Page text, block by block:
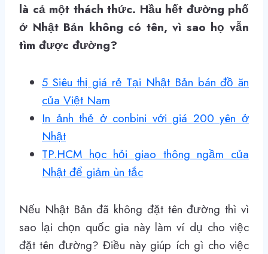
là cả một thách thức. Hầu hết đường phố
ở Nhật Bản không có tên, vì sao họ vẫn
tìm được đường?
5 Siêu thị giá rẻ Tại Nhật Bản bán đồ ăn
của Việt Nam
In ảnh thẻ ở conbini với giá 200 yên ở
Nhật
TP.HCM học hỏi giao thông ngầm của
Nhật để giảm ùn tắc
Nếu Nhật Bản đã không đặt tên đường thì vì
sao lại chọn quốc gia này làm ví dụ cho việc
đặt tên đường? Điều này giúp ích gì cho việc